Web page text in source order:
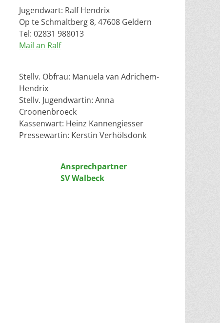
Jugendwart: Ralf Hendrix
Op te Schmaltberg 8, 47608 Geldern
Tel: 02831 988013
Mail an Ralf
Stellv. Obfrau: Manuela van Adrichem-
Hendrix
Stellv. Jugendwartin: Anna
Croonenbroeck
Kassenwart: Heinz Kannengiesser
Pressewartin: Kerstin Verhölsdonk
Ansprechpartner
SV Walbeck